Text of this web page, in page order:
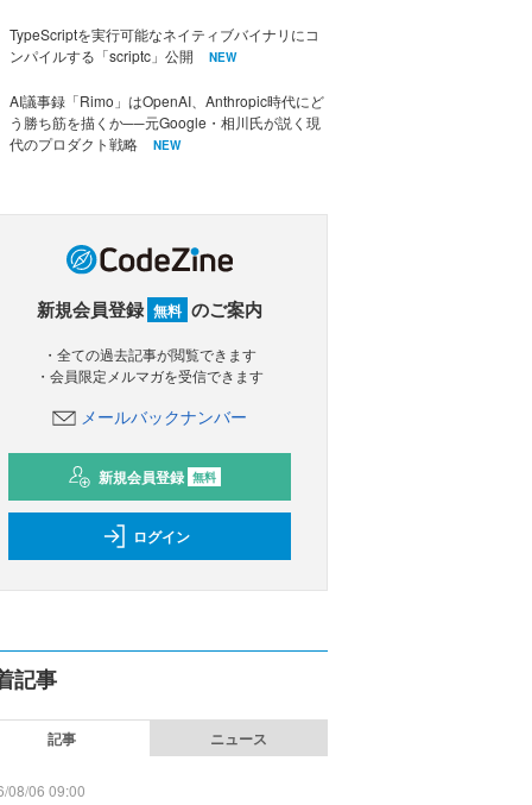
TypeScriptを実行可能なネイティブバイナリにコ
ンパイルする「scriptc」公開
NEW
AI議事録「Rimo」はOpenAI、Anthropic時代にど
う勝ち筋を描くか──元Google・相川氏が説く現
代のプロダクト戦略
NEW
新規会員登録 無料 のご案内
・全ての過去記事が閲覧できます
・会員限定メルマガを受信できます
メールバックナンバー
新規会員登録 無料
ログイン
記事
記事 ニュース
08/06 09:00